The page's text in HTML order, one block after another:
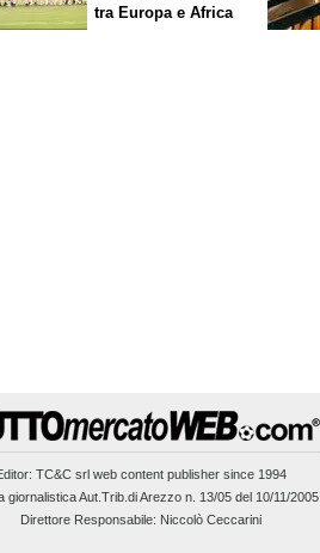
tra Europa e Africa
TC&C srlweb content publisher since 1994
giornalistica Aut.Trib.di Arezzo n. 13/05 del 10/11/2005
Direttore Responsabile: Niccolò Ceccarini